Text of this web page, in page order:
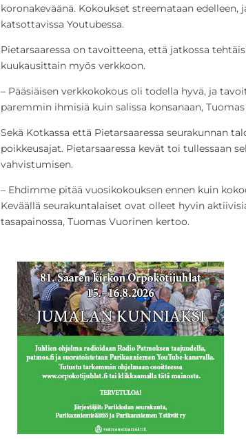
koronakeväänä. Kokoukset streemataan edelleen,
katsottavissa Youtubessa.
Pietarsaaressa on tavoitteena, että jatkossa
kuukausittain myös verkkoon.
– Pääsiäisen verkkokokous oli todella hyvä, ja
paremmin ihmisiä kuin salissa konsanaan,
Sekä Kotkassa että Pietarsaaressa seurakunnan
poikkeusajat. Pietarsaaressa kevät toi tullessaan
vahvistumisen.
– Ehdimme pitää vuosikokouksen ennen kuin
Keväällä seurakuntalaiset ovat olleet hyvin
tasapainossa, Tuomas Vuorinen kertoo.